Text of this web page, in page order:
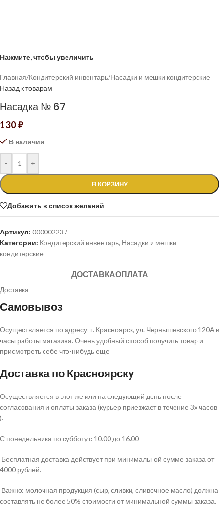
Нажмите, чтобы увеличить
Главная/Кондитерский инвентарь/Насадки и мешки кондитерские
Назад к товарам
Насадка № 67
130₽
В наличии
- +
В КОРЗИНУ
Добавить в список желаний
Артикул: 000002237
Категории: Кондитерский инвентарь, Насадки и мешки
кондитерские
ДОСТАВКАОПЛАТА
Доставка
Самовывоз
Осуществляется по адресу: г. Красноярск, ул. Чернышевского 120А в
часы работы магазина. Очень удобный способ получить товар и
присмотреть себе что-нибудь еще
Доставка по Красноярску
Осуществляется в этот же или на следующий день после
согласования и оплаты заказа (курьер приезжает в течение 3х часов
).
С понедельника по субботу с 10.00 до 16.00
Бесплатная доставка действует при минимальной сумме заказа от
4000 рублей.
Важно: молочная продукция (сыр, сливки, сливочное масло) должна
составлять не более 50% стоимости от минимальной суммы заказа.